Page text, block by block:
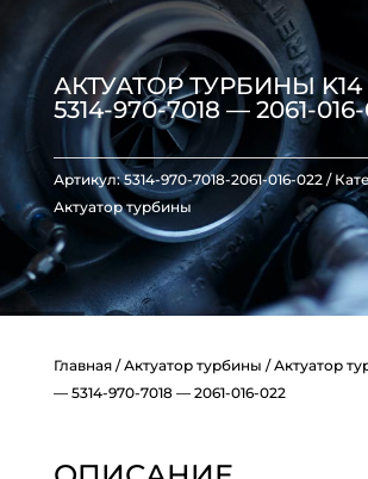
АКТУАТОР ТУРБИНЫ
5314-970-7018 — 2061-
Артикул:5314-970-7018-2061-016-022
Актуатор турбины
Главная/Актуатор турбины / Актуатор
— 5314-970-7018 — 2061-016-022